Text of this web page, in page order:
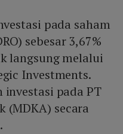
pada saham
sebesar 3,67%
langsung melalui
Investments.
investasi pada PT
(MDKA) secara